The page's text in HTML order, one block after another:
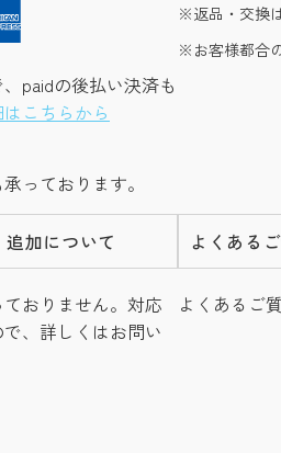
paidの後払い決済も
こちらから
っております。
返品・交換
お客様都合
加について
おりません。対応
、詳しくはお問い
よくある
よくあるご